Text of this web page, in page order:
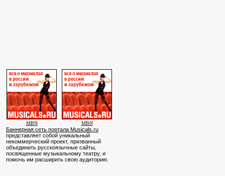
MBN MBN
Баннерная сеть портала Musicals.ru
представляет собой уникальный
некоммерческий проект, призванный
объединить русскоязычные сайты,
посвященные музыкальному театру, и
помочь им расширить свою аудиторию.